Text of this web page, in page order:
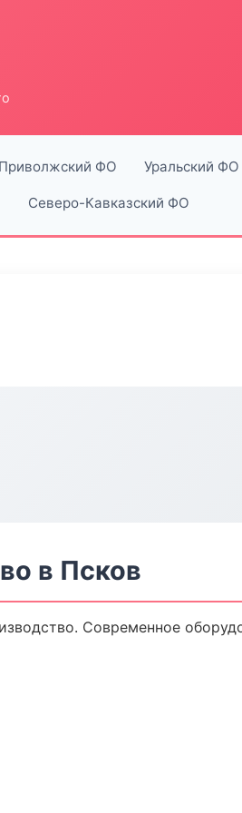
Приволжский ФО Уральский ФО
Северо-Кавказский ФО
в Псков
Современное